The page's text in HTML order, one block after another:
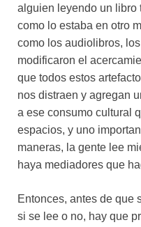
alguien leyendo un libro
como lo estaba en otro
como los audiolibros,
modificaron el
que todos estos
nos distraen y agregan
a ese consumo cultural
espacios, y uno
maneras, la gente lee
haya mediadores que
Entonces, antes de que
si se lee o no, hay que